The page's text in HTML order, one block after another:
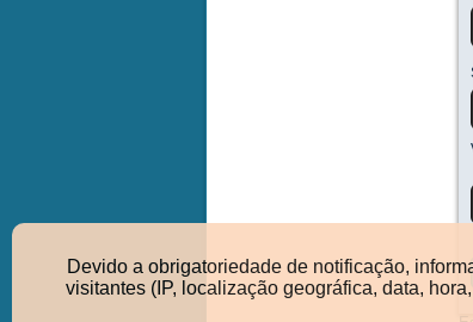
Devido a obrigatoriedade de notificação,
visitantes (IP, localização geográfica, data,